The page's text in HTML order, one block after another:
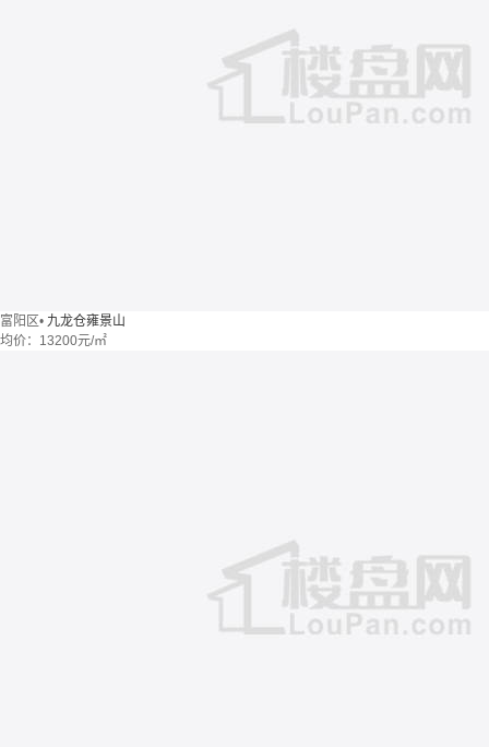
富阳区• 九龙仓雍景山
均价： 13200元/㎡